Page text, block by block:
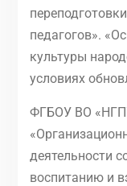
педагогов».
культуры
условиях
ФГБОУ ВО
деятельности
воспитанию и